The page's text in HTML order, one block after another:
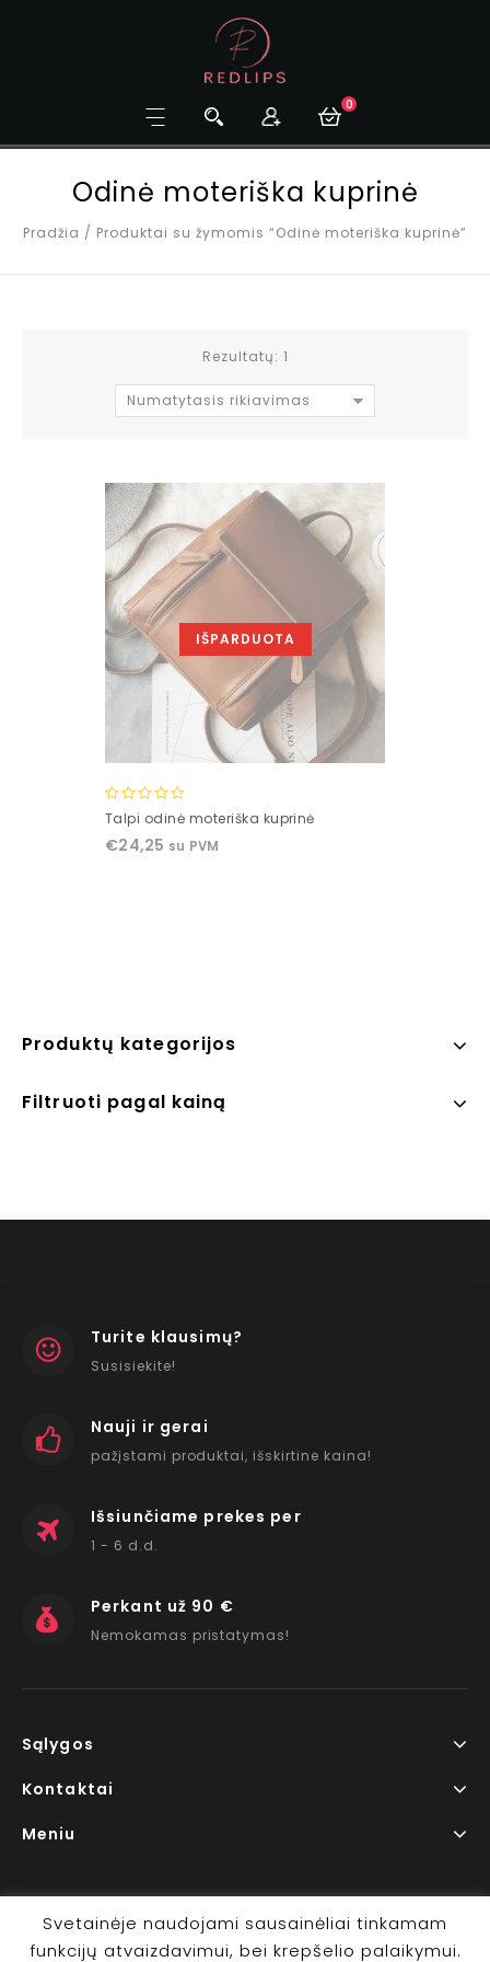
0
Odinė moteriška kuprinė
Pradžia / Produktai su žymomis “Odinė moteriška kuprinė”
Rezultatų: 1
Numatytasis rikiavimas
IŠPARDUOTA
0
of
Talpi odinė moteriška kuprinė
€24,25 su PVM
Produktų kategorijos
Filtruoti pagal kainą
Turite klausimų?
Susisiekite!
Nauji ir gerai
pažįstami produktai, išskirtine kaina!
Išsiunčiame prekes per
1 - 6 d.d.
Perkant už 90 €
Nemokamas pristatymas!
Sąlygos
Kontaktai
Meniu
Svetainėje naudojami sausainėliai tinkamam
funkcijų atvaizdavimui, bei krepšelio palaikymui.